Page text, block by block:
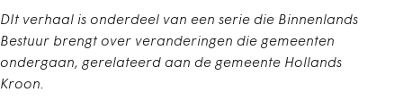
DIt verhaal is onderdeel van een serie die Binnenlands
Bestuur brengt over veranderingen die gemeenten
ondergaan, gerelateerd aan de gemeente Hollands
Kroon.